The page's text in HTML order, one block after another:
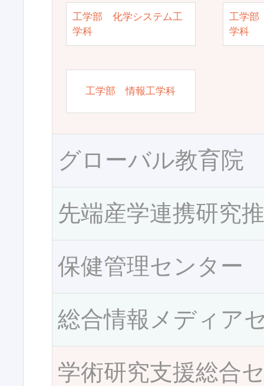
工学部 化学システム工
学科
工学部
学科
工学部 情報工学科
グローバル教育院
先端産学連携研究
保健管理センター
総合情報メディア
学術研究支援総合